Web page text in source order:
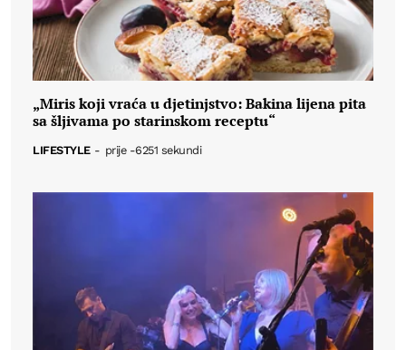
„Miris koji vraća u djetinjstvo: Bakina lijena pita
sa šljivama po starinskom receptu“
LIFESTYLE - prije -6251 sekundi